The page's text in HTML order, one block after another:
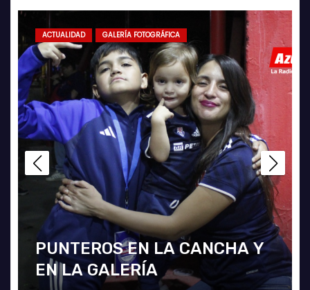
ACTUALIDAD GALERÍA FOTOGRÁFICA
LA U FEMENINA LO GANA EN
LA PINTANA!